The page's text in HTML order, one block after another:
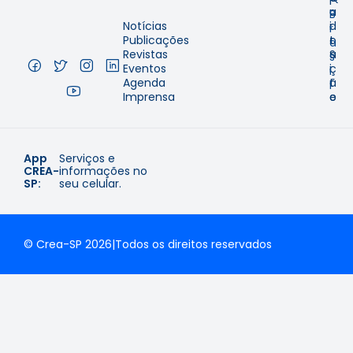
Notícias
Publicações
Revistas
Eventos
Agenda
Imprensa
u
i
t
a
ç
ã
o
a
d
o
S
i
t
e
B
r
a
s
i
l
App
CREA-
SP:
Serviços e
informações no
seu celular.
© Crea-SP 2026|Todos os direitos reservados